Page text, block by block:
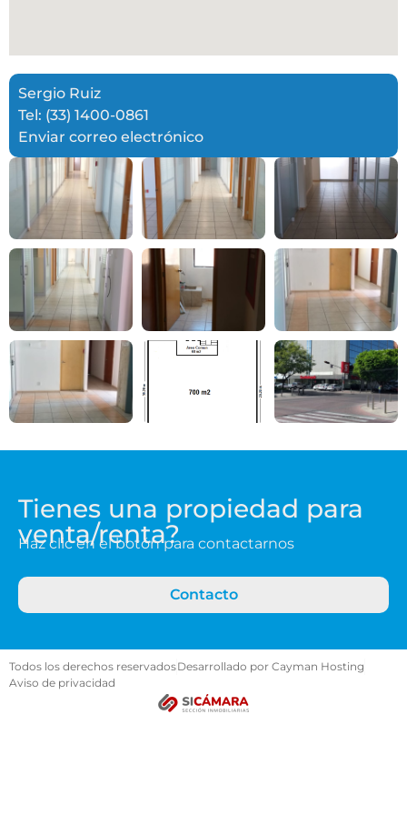
Sergio Ruiz
Tel: (33) 1400-0861
Enviar correo electrónico
Tienes una propiedad para
venta/renta?
Haz clic en el botón para contactarnos
Contacto
Todos los derechos reservadosDesarrollado por Cayman Hosting
Aviso de privacidad